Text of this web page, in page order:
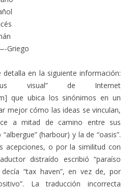
Griego
en la siguiente información:
visual” de Internet
que ubica los sinónimos en un
mejor cómo las ideas se vinculan,
a mitad de camino entre sus
(harbour) y la de “oasis”.
acepciones, o por la similitud con
distraído escribió “paraíso
“tax haven”, en vez de, por
La traducción incorrecta